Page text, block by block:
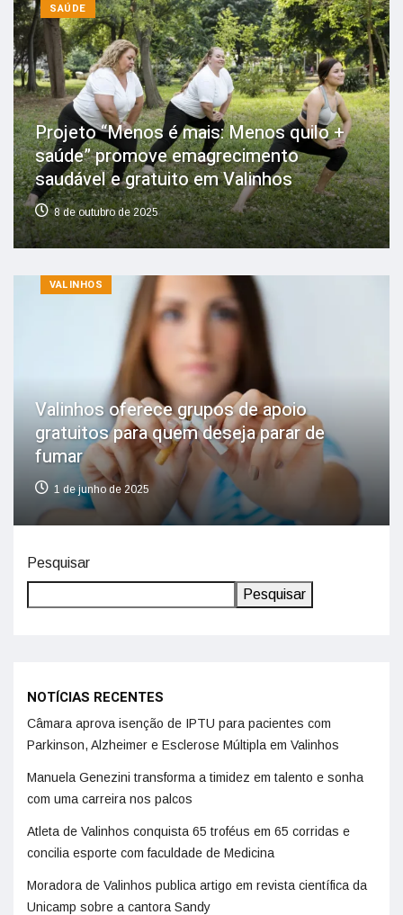
SAÚDE
Projeto “Menos é mais: Menos quilo +
saúde” promove emagrecimento
saudável e gratuito em Valinhos
8 de outubro de 2025
VALINHOS
Valinhos oferece grupos de apoio
gratuitos para quem deseja parar de
fumar
1 de junho de 2025
Pesquisar
Pesquisar
NOTÍCIAS RECENTES
Câmara aprova isenção de IPTU para pacientes com
Parkinson, Alzheimer e Esclerose Múltipla em Valinhos
Manuela Genezini transforma a timidez em talento e sonha
com uma carreira nos palcos
Atleta de Valinhos conquista 65 troféus em 65 corridas e
concilia esporte com faculdade de Medicina
Moradora de Valinhos publica artigo em revista científica da
Unicamp sobre a cantora Sandy